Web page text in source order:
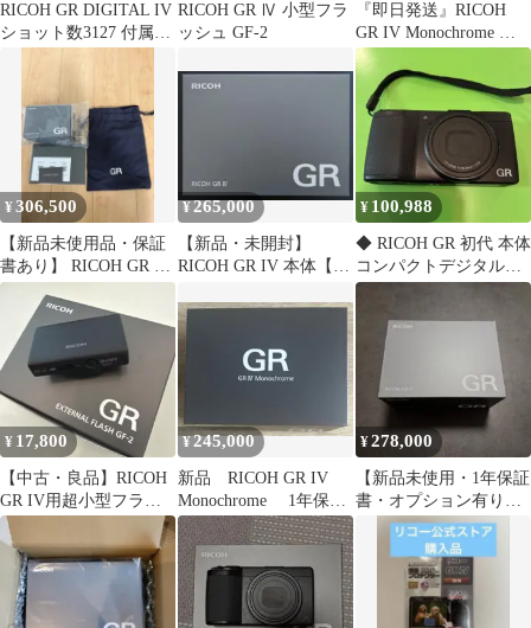
RICOH GR DIGITAL IV
ショット数3127 付属品
RICOH GR Ⅳ 小型フラ
ッシュ GF-2
『即日発送』RICOH
GR IV Monochrome 新
品未使用
¥306,500
【新品未使用品・保証
書あり】 RICOH GR IV
HDF
¥265,000
【新品・未開封】
RICOH GR IV 本体【公
¥ 100,988
◆ RICOH GR 初代 本体
コンパクトデジタルカ
メラ リコー ◆
¥ 17,800
【中古・良品】RICOH
GR IV用超小型フラッ
シュ RICOH GF-2
¥245,000
新品 RICOH GR IV
Monochrome 1年保証
付き リコー
¥278,000
【新品未使用・1年保証
書・オプション有り】
RICOH GR IV リコー